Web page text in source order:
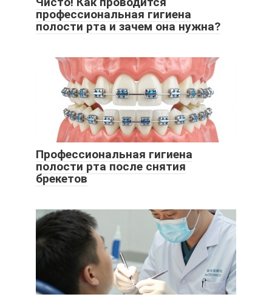
профессиональная гигиена
полости рта и зачем она нужна?
Профессиональная гигиена
полости рта после снятия
брекетов